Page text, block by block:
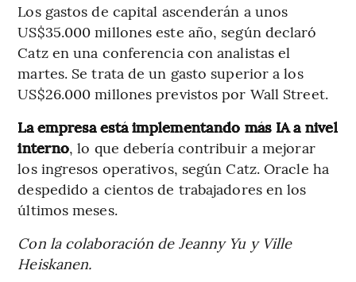
Los gastos de capital ascenderán a unos
US$35.000 millones este año, según declaró
Catz en una conferencia con analistas el
martes. Se trata de un gasto superior a los
US$26.000 millones previstos por Wall Street.
La empresa está implementando más IA a nivel
interno, lo que debería contribuir a mejorar
los ingresos operativos, según Catz. Oracle ha
despedido a cientos de trabajadores en los
últimos meses.
Con la colaboración de Jeanny Yu y Ville
Heiskanen.